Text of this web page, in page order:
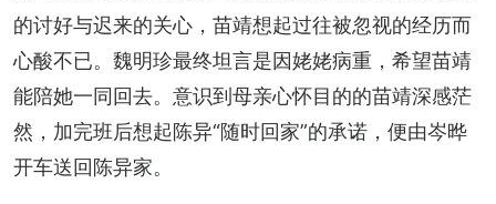
的讨好与迟来的关心，苗靖想起过往被忽视的经历而
心酸不已。魏明珍最终坦言是因姥姥病重，希望苗靖
能陪她一同回去。意识到母亲心怀目的的苗靖深感茫
然，加完班后想起陈异“随时回家”的承诺，便由岑晔
开车送回陈异家。